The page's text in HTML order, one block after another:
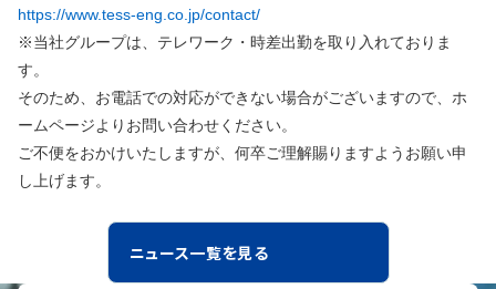
https://www.tess-eng.co.jp/contact/
※当社グループは、テレワーク・時差出勤を取り入れておりま
す。
そのため、お電話での対応ができない場合がございますので、ホ
ームページよりお問い合わせください。
ご不便をおかけいたしますが、何卒ご理解賜りますようお願い申
し上げます。
ニュース一覧を見る